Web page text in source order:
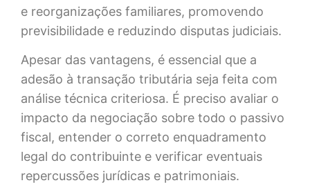
e reorganizações familiares, promovendo
previsibilidade e reduzindo disputas judiciais.
Apesar das vantagens, é essencial que a
adesão à transação tributária seja feita com
análise técnica criteriosa. É preciso avaliar o
impacto da negociação sobre todo o passivo
fiscal, entender o correto enquadramento
legal do contribuinte e verificar eventuais
repercussões jurídicas e patrimoniais.